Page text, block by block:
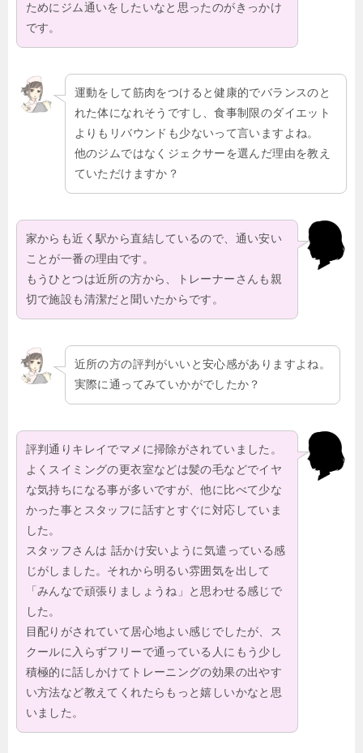
ためにジム通いをしたいなと思ったのがきっかけ
です。
運動をして筋肉をつけると健康的でバランスのと
れた体になれそうですし、食事制限のダイエット
よりもリバウンドも少ないって言いますよね。
他のジムではなくジェクサーを選んだ理由を教え
ていただけますか？
家からも近く駅から直結しているので、通い安い
ことが一番の理由です。
もうひとつは近所の方から、トレーナーさんも親
切で施設も清潔だと聞いたからです。
近所の方の評判がいいと安心感がありますよね。
実際に通ってみていかがでしたか？
評判通りキレイでマメに掃除がされていました。
よくスイミングの更衣室などは髪の毛などでイヤ
な気持ちになる事が多いですが、他に比べて少な
かった事とスタッフに話すとすぐに対応していま
した。
スタッフさんは 話かけ安いように気遣っている感
じがしました。それから明るい雰囲気を出して
「みんなで頑張りましょうね」と思わせる感じで
した。
目配りがされていて居心地よい感じでしたが、ス
クールに入らずフリーで通っている人にもう少し
積極的に話しかけてトレーニングの効果の出やす
い方法など教えてくれたらもっと嬉しいかなと思
いました。